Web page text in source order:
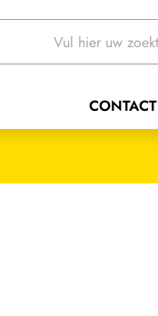
CONTACT